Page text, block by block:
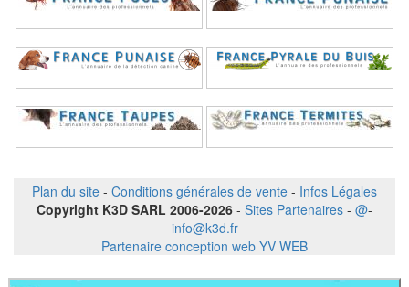
Plan du site - Conditions générales de vente - Infos Légales
Copyright K3D SARL 2006-2026 - Sites Partenaires - @-
info@k3d.fr
Partenaire conception web YV WEB